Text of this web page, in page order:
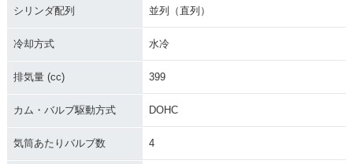
シリンダ配列 並列（直列）
冷却方式 水冷
排気量 (cc) 399
カム・バルブ駆動方式 DOHC
気筒あたりバルブ数 4